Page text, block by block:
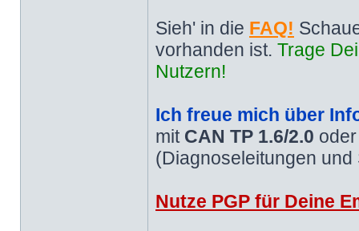
Sieh' in die FAQ!
vorhanden ist. Trage
Nutzern!
Ich freue mich über
mit CAN TP 1.6/2.0
(Diagnoseleitungen
Nutze PGP für Deine